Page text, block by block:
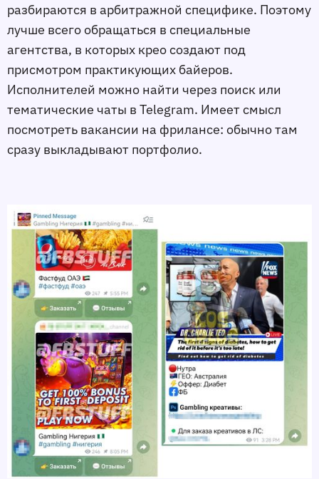
разбираются в арбитражной специфике. Поэтому
лучше всего обращаться в специальные
агентства, в которых крео создают под
присмотром практикующих байеров.
Исполнителей можно найти через поиск или
тематические чаты в Telegram. Имеет смысл
посмотреть вакансии на фрилансе: обычно там
сразу выкладывают портфолио.